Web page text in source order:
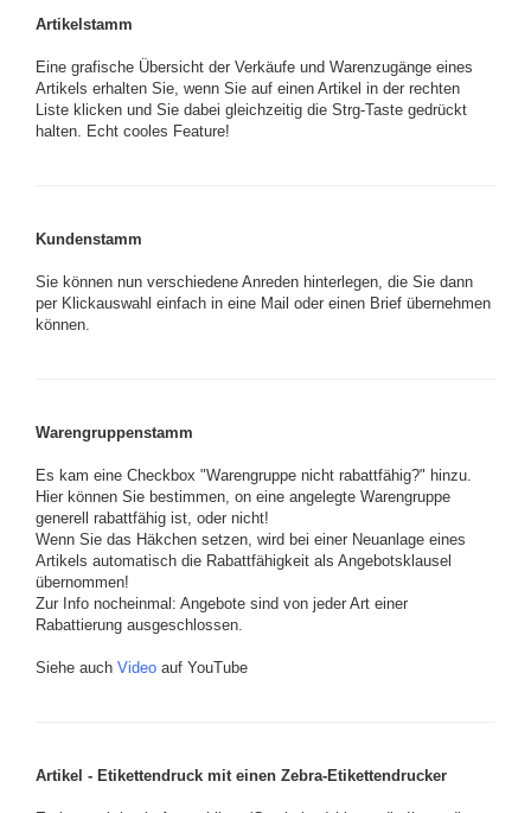
Artikelstamm
Eine grafische Übersicht der Verkäufe und Warenzugänge eines
Artikels erhalten Sie, wenn Sie auf einen Artikel in der rechten
Liste klicken und Sie dabei gleichzeitig die Strg-Taste gedrückt
halten. Echt cooles Feature!
Kundenstamm
Sie können nun verschiedene Anreden hinterlegen, die Sie dann
per Klickauswahl einfach in eine Mail oder einen Brief übernehmen
können.
Warengruppenstamm
Es kam eine Checkbox "Warengruppe nicht rabattfähig?" hinzu.
Hier können Sie bestimmen, on eine angelegte Warengruppe
generell rabattfähig ist, oder nicht!
Wenn Sie das Häkchen setzen, wird bei einer Neuanlage eines
Artikels automatisch die Rabattfähigkeit als Angebotsklausel
übernommen!
Zur Info nocheinmal: Angebote sind von jeder Art einer
Rabattierung ausgeschlossen.
Siehe auch Video auf YouTube
Artikel - Etikettendruck mit einen Zebra-Etikettendrucker